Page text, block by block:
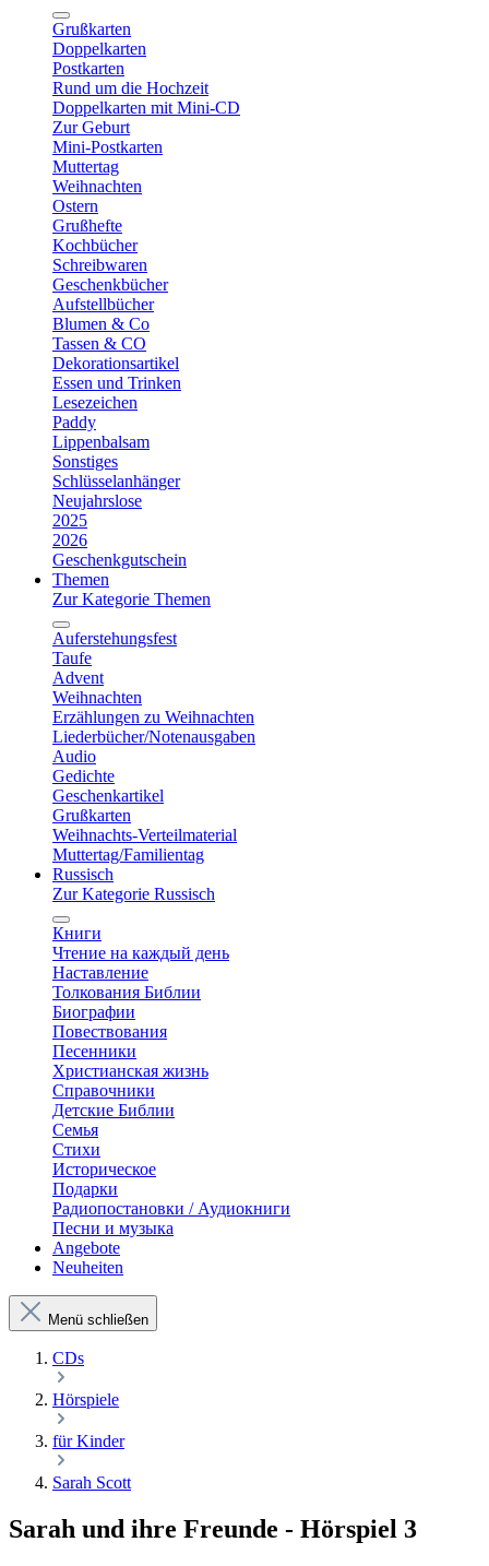
Grußkarten
Doppelkarten
Postkarten
Rund um die Hochzeit
Doppelkarten mit Mini-CD
Zur Geburt
Mini-Postkarten
Muttertag
Weihnachten
Ostern
Grußhefte
Kochbücher
Schreibwaren
Geschenkbücher
Aufstellbücher
Blumen & Co
Tassen & CO
Dekorationsartikel
Essen und Trinken
Lesezeichen
Paddy
Lippenbalsam
Sonstiges
Schlüsselanhänger
Neujahrslose
2025
2026
Geschenkgutschein
Themen
Zur Kategorie Themen
Auferstehungsfest
Taufe
Advent
Weihnachten
Erzählungen zu Weihnachten
Liederbücher/Notenausgaben
Audio
Gedichte
Geschenkartikel
Grußkarten
Weihnachts-Verteilmaterial
Muttertag/Familientag
Russisch
Zur Kategorie Russisch
Книги
Чтение на каждый день
Наставление
Толкования Библии
Биографии
Повествования
Песенники
Христианская жизнь
Справочники
Детские Библии
Семья
Стихи
Историческое
Подарки
Радиопостановки / Аудиокниги
Песни и музыка
Angebote
Neuheiten
Menü schließen
CDs
Hörspiele
für Kinder
Sarah Scott
Sarah und ihre Freunde - Hörspiel 3